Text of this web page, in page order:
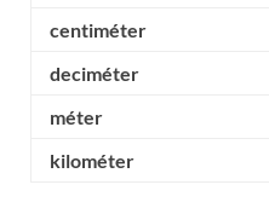
centiméter
deciméter
méter
kilométer